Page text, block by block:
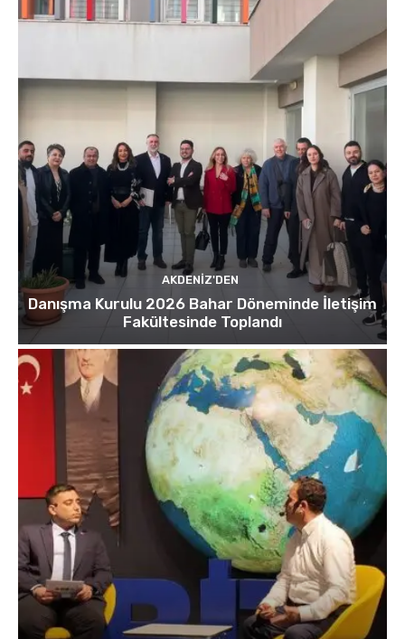
AKDENIZ'DEN
Danışma Kurulu 2026 Bahar Döneminde İletişim
Fakültesinde Toplandı